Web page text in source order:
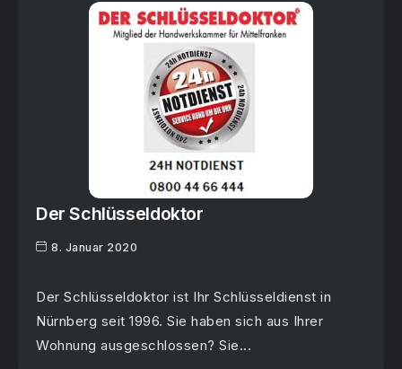
Der Schlüsseldoktor
8. Januar 2020
Der Schlüsseldoktor ist Ihr Schlüsseldienst in
Nürnberg seit 1996. Sie haben sich aus Ihrer
Wohnung ausgeschlossen? Sie...